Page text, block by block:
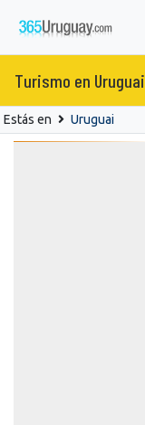
Turismo en Uruguai
Estás en Uruguai